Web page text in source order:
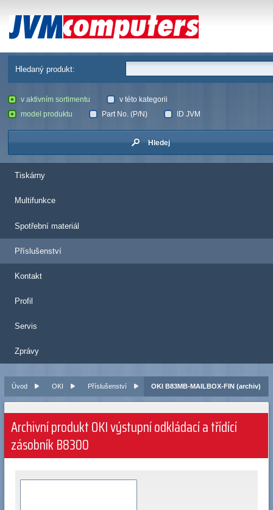
JVM Computers
Hledaný produkt:
v aktivním sortimentu
v této kategorii
model produktu
Part No. (P/N) ID JVM
Hledej
Tiskárny
Multifunkce
Spotřební materiál
Příslušenství
Kontakt
Profil
Servis
Zprávy
Úvod OKI Příslušenství OKI B83MB-MAILBOX-FIN (archiv)
Archivní produkt OKI výstupní odkládací a třídící
zásobník B8300